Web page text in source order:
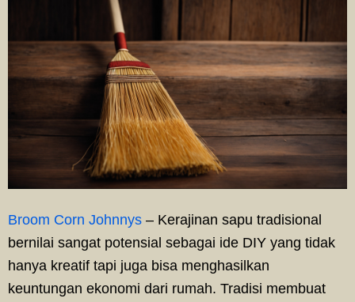
Broom Corn Johnnys – Kerajinan sapu tradisional
bernilai sangat potensial sebagai ide DIY yang tidak
hanya kreatif tapi juga bisa menghasilkan
keuntungan ekonomi dari rumah. Tradisi membuat